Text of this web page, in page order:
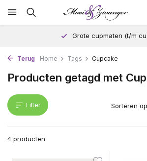
Grote cupmaten (t/m
Terug Home Tags Cupcake
Producten getagd met
Filter
4 producten
Sorteren